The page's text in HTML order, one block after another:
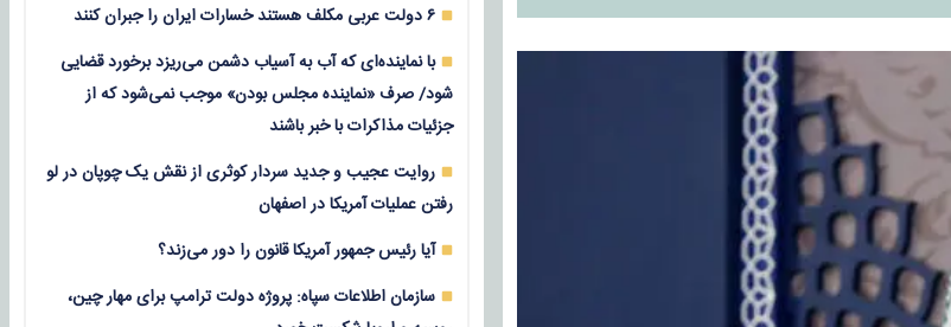
۶ دولت عربی مکلف هستند خسارات ایران را جبران کنند
با نماینده‌ای که آب به آسیاب دشمن می‌ریزد برخورد قضایی
شود/ صرف «نماینده مجلس بودن» موجب نمی‌شود که از
جزئیات مذاکرات با خبر باشند
روایت عجیب و جدید سردار کوثری از نقش یک چوپان در لو
رفتن عملیات آمریکا در اصفهان
آیا رئیس جمهور آمریکا قانون را دور می‌زند؟
سازمان اطلاعات سپاه: پروژه دولت ترامپ برای مهار چین،